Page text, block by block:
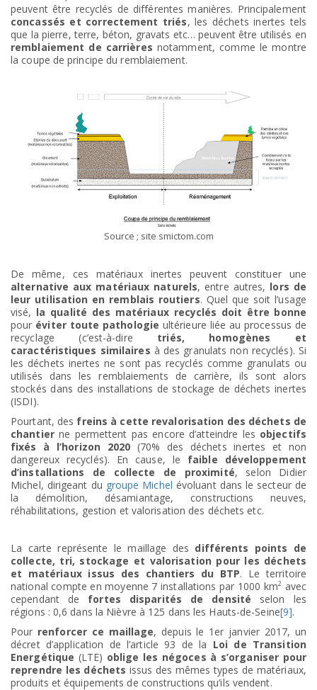
peuvent être recyclés de différentes manières. Principalement
concassés et correctement triés, les déchets inertes tels
que la pierre, terre, béton, gravats etc… peuvent être utilisés en
remblaiement de carrières notamment, comme le montre
la coupe de principe du remblaiement.
Source ; site smictom.com
De même, ces matériaux inertes peuvent constituer une
alternative aux matériaux naturels, entre autres, lors de
leur utilisation en remblais routiers. Quel que soit l’usage
visé, la qualité des matériaux recyclés doit être bonne
pour éviter toute pathologie ultérieure liée au processus de
recyclage (c’est-à-dire triés, homogènes et
caractéristiques similaires à des granulats non recyclés). Si
les déchets inertes ne sont pas recyclés comme granulats ou
utilisés dans les remblaiements de carrière, ils sont alors
stockés dans des installations de stockage de déchets inertes
(ISDI).
Pourtant, des freins à cette revalorisation des déchets de
chantierne permettent pas encore d’atteindre les objectifs
fixés à l’horizon 2020 (70% des déchets inertes et non
dangereux recyclés). En cause, le faible développement
d’installations de collecte de proximité, selon Didier
Michel, dirigeant du groupe Michel évoluant dans le secteur de
la démolition, désamiantage, constructions neuves,
réhabilitations, gestion et valorisation des déchets etc.
La carte représente le maillage des différents points de
collecte, tri, stockage et valorisation pour les déchets
et matériaux issus des chantiers du BTP. Le territoire
national compte en moyenne 7 installations par 1000 km2 avec
cependant de fortes disparités de densité selon les
régions : 0,6 dans la Nièvre à 125 dans les Hauts-de-Seine[9].
Pour renforcer ce maillage, depuis le 1er janvier 2017, un
décret d’application de l’article 93 de la Loi de Transition
Energétique (LTE) oblige les négoces à s’organiser pour
reprendre les déchets issus des mêmes types de matériaux,
produits et équipements de constructions qu’ils vendent.